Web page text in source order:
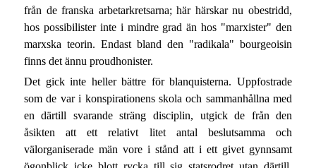
från de franska arbetarkretsarna; här härskar nu obestridd,
hos possibilister inte i mindre grad än hos "marxister" den
marxska teorin. Endast bland den "radikala" bourgeoisin
finns det ännu proudhonister.
Det gick inte heller bättre för blanquisterna. Uppfostrade
som de var i konspirationens skola och sammanhållna med
en därtill svarande sträng disciplin, utgick de från den
åsikten att ett relativt litet antal beslutsamma och
välorganiserade män vore i stånd att i ett givet gynnsamt